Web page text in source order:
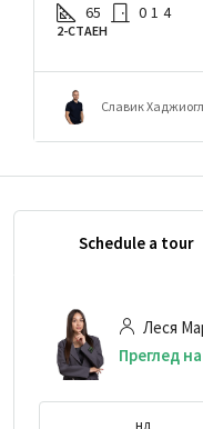
65 0 1 4
2-СТАЕН
Славик
Schedule a tour
Леся
Преглед
нд